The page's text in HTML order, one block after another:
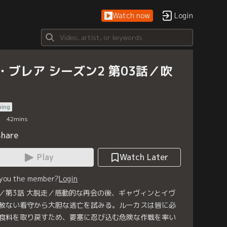
Watch now Login
ブレア シーズン2 第03話／吹
42mins
Play
Watch Later
the member?Login
第3話 大脱走／感動的な再会の後、ギャヴィンとイヴ
ない看守から大胆な逃亡を試みる。ルーカスは皆に必
料を取り戻すため、要塞に忍び込む危険な作戦を率い